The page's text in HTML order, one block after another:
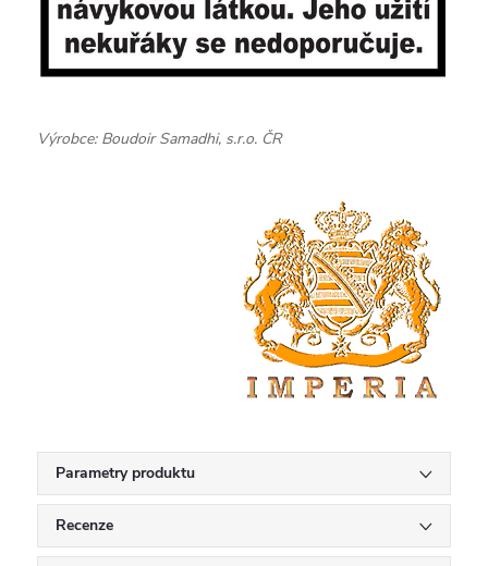
Výrobce: Boudoir Samadhi, s.r.o. ČR
Parametry produktu
Recenze